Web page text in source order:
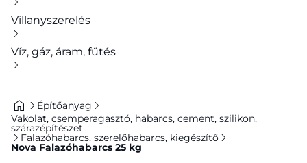
Villanyszerelés
Víz, gáz, áram, fűtés
Építőanyag
Vakolat, csemperagasztó, habarcs, cement, szilikon,
szárazépítészet
Falazóhabarcs, szerelőhabarcs, kiegészítő
Nova Falazóhabarcs 25 kg